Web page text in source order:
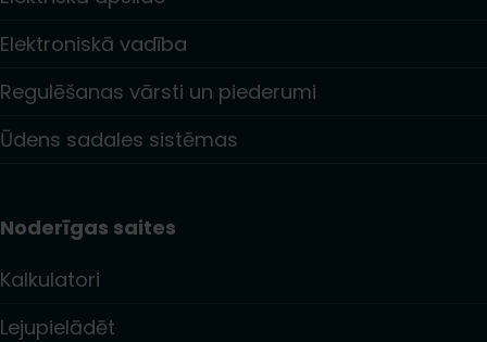
Elektroniskā vadība
Regulēšanas vārsti un piederumi
Ūdens sadales sistēmas
Noderīgas saites
Kalkulatori
Lejupielādēt